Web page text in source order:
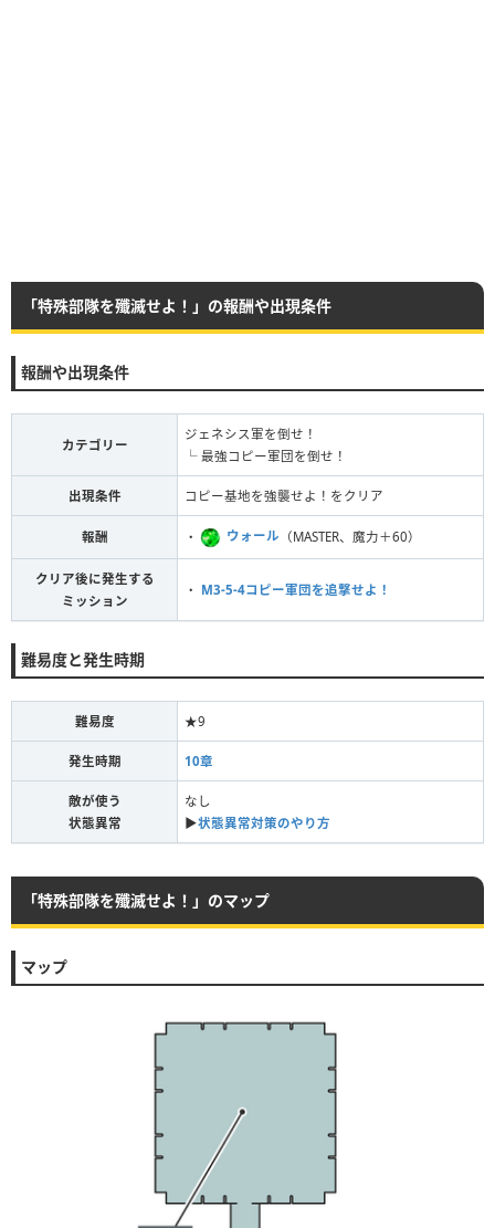
「特殊部隊を殲滅せよ！」の報酬や出現条件
報酬や出現条件
カテゴリー
ジェネシス軍を倒せ！
└ 最強コピー軍団を倒せ！
出現条件 コピー基地を強襲せよ！をクリア
報酬 ・ ウォール （MASTER、魔力＋60）
クリア後に発生する
ミッション
・ M3-5-4コピー軍団を追撃せよ！
難易度と発生時期
難易度 ★9
発生時期 10章
敵が使う
状態異常
なし
▶︎状態異常対策のやり方
「特殊部隊を殲滅せよ！」のマップ
マップ